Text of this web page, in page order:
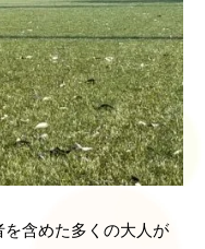
含めた多くの大人が